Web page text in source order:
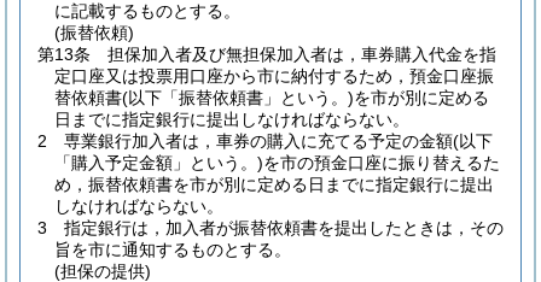
に記載するものとする。
(振替依頼)
第13条
担保加入者及び無担保加入者は，車券購入代金を指
定口座又は投票用口座から市に納付するため，預金口座振
替依頼書(以下「振替依頼書」という。)を市が別に定める
日までに指定銀行に提出しなければならない。
2
専業銀行加入者は，車券の購入に充てる予定の金額(以下
「購入予定金額」という。)を市の預金口座に振り替えるた
め，振替依頼書を市が別に定める日までに指定銀行に提出
しなければならない。
3
指定銀行は，加入者が振替依頼書を提出したときは，その
旨を市に通知するものとする。
(担保の提供)